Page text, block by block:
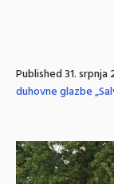
Published31. srpnja
duhovne glazbe